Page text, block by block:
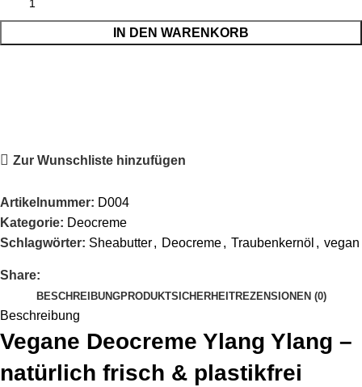
IN DEN WARENKORB
Zur Wunschliste hinzufügen
Artikelnummer: D004
Kategorie: Deocreme
Schlagwörter: Sheabutter, Deocreme, Traubenkernöl , vegan
Share:
BESCHREIBUNGPRODUKTSICHERHEITREZENSIONEN (0)
Beschreibung
Vegane Deocreme Ylang Ylang –
natürlich frisch & plastikfrei